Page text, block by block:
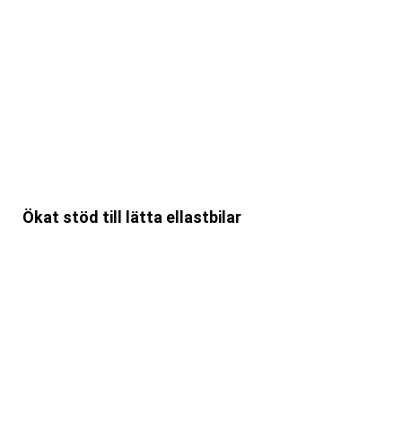
Ökat stöd till lätta ellastbilar